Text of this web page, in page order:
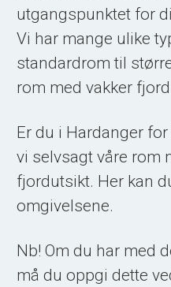
utgangspunktet for
Vi har mange ulike
standardrom til
rom med vakker
Er du i Hardanger
vi selvsagt våre rom
fjordutsikt. Her kan
omgivelsene.
Nb! Om du har med
må du oppgi dette